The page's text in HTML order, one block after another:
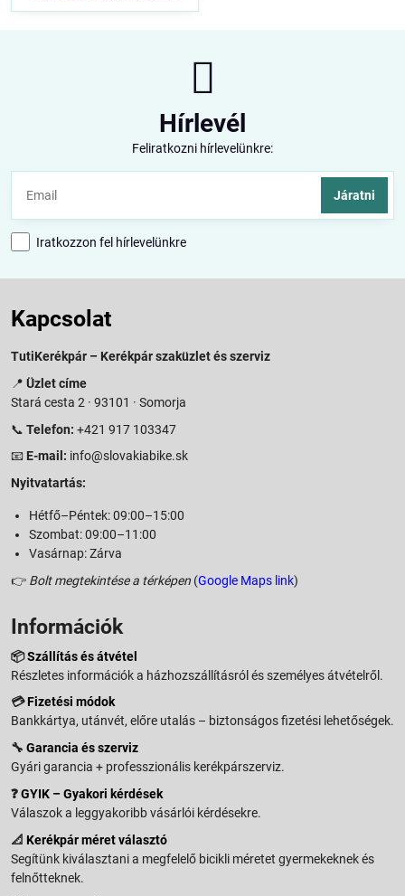
Hírlevél
Feliratkozni hírlevelünkre:
Járatni
Iratkozzon fel hírlevelünkre
Kapcsolat
TutiKerékpár – Kerékpár szaküzlet és szerviz
📍 Üzlet címe
Stará cesta 2 · 93101 · Somorja
📞 Telefon: +421 917 103347
📧 E-mail: info@slovakiabike.sk
Nyitvatartás:
Hétfő–Péntek: 09:00–15:00
Szombat: 09:00–11:00
Vasárnap: Zárva
👉 Bolt megtekintése a térképen (Google Maps link)
Információk
📦Szállítás és átvétel
Részletes információk a házhozszállításról és személyes átvételről.
💳Fizetési módok
Bankkártya, utánvét, előre utalás – biztonságos fizetési lehetőségek.
🔧 Garancia és szerviz
Gyári garancia + professzionális kerékpárszerviz.
❓GYIK – Gyakori kérdések
Válaszok a leggyakoribb vásárlói kérdésekre.
📐 Kerékpár méret választó
Segítünk kiválasztani a megfelelő bicikli méretet gyermekeknek és
felnőtteknek.